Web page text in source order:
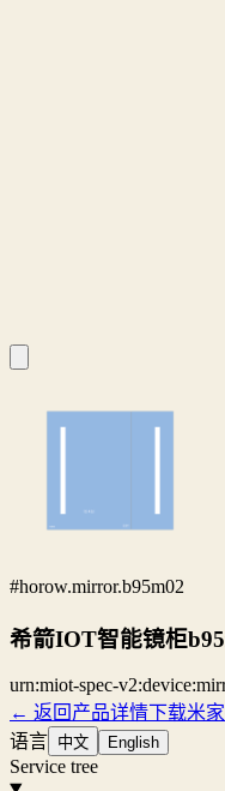
#horow.mirror.b95m02
希箭IOT智能镜柜
urn:miot-spec-
← 返回产品详情下载米
语言 中文 English
Service tree